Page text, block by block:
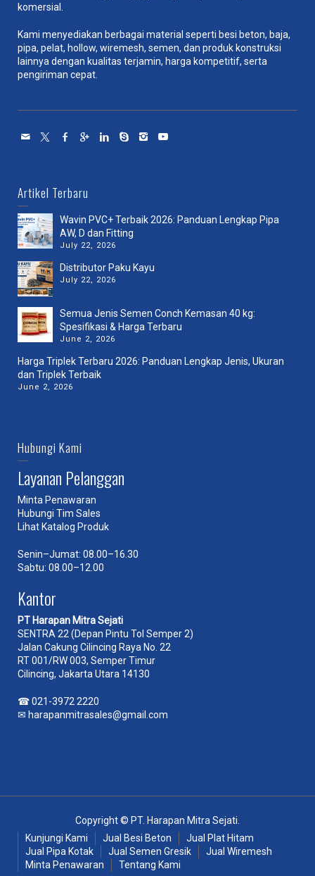
komersial.
Kami menyediakan berbagai material seperti besi beton, baja,
pipa, pelat, hollow, wiremesh, semen, dan produk konstruksi
lainnya dengan kualitas terjamin, harga kompetitif, serta
pengiriman cepat.
Artikel Terbaru
Wavin PVC+ Terbaik 2026: Panduan Lengkap Pipa
AW, D dan Fitting
July 22, 2026
Distributor Paku Kayu
July 22, 2026
Semua Jenis Semen Conch Kemasan 40 kg:
Spesifikasi & Harga Terbaru
June 2, 2026
Harga Triplek Terbaru 2026: Panduan Lengkap Jenis, Ukuran
dan Triplek Terbaik
June 2, 2026
Hubungi Kami
Layanan Pelanggan
Minta Penawaran
Hubungi Tim Sales
Lihat Katalog Produk
Senin–Jumat: 08.00–16.30
Sabtu: 08.00–12.00
Kantor
PT Harapan Mitra Sejati
SENTRA 22 (Depan Pintu Tol Semper 2)
Jalan Cakung Cilincing Raya No. 22
RT 001/RW 003, Semper Timur
Cilincing, Jakarta Utara 14130
☎021-3972 2220
✉ harapanmitrasales@gmail.com
Copyright © PT. Harapan Mitra Sejati.
Kunjungi Kami
Jual Besi Beton
Jual Plat Hitam
Jual Pipa Kotak
Jual Semen Gresik
Jual Wiremesh
Minta Penawaran
Tentang Kami